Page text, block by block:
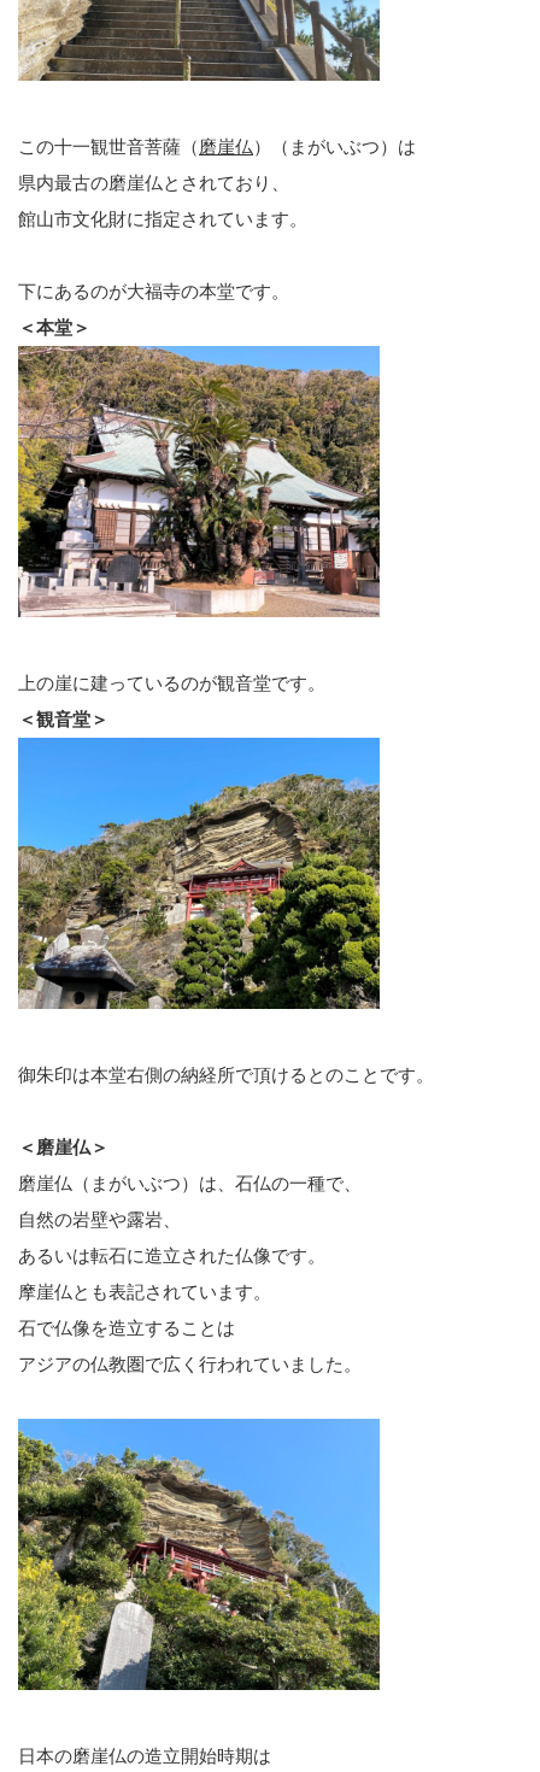
この十一観世音菩薩（磨崖仏）（まがいぶつ）は
県内最古の磨崖仏とされており、
館山市文化財に指定されています。
下にあるのが大福寺の本堂です。
＜本堂＞
上の崖に建っているのが観音堂です。
＜観音堂＞
御朱印は本堂右側の納経所で頂けるとのことです。
＜磨崖仏＞
磨崖仏（まがいぶつ）は、石仏の一種で、
自然の岩壁や露岩、
あるいは転石に造立された仏像です。
摩崖仏とも表記されています。
石で仏像を造立することは
アジアの仏教圏で広く行われていました。
日本の磨崖仏の造立開始時期は